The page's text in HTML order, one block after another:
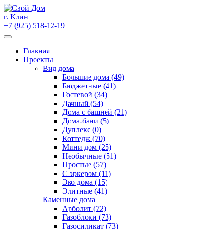
Skip
to
content
г. Клин
+7 (925) 518-12-19
Главная
Проекты
Вид дома
Большие дома (49)
Бюджетные (41)
Гостевой (34)
Дачный (54)
Дома с башней (21)
Дома-бани (5)
Дуплекс (0)
Коттедж (70)
Мини дом (25)
Необычные (51)
Простые (57)
С эркером (11)
Эко дома (15)
Элитные (41)
Каменные дома
Арболит (72)
Газоблоки (73)
Газосиликат (73)